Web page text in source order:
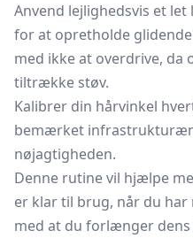
Anvend lejlighedsvis et
for at opretholde
med ikke at overdrive, da
tiltrække støv.
Kalibrer din hårvinkel
bemærket
nøjagtigheden.
Denne rutine vil hjælpe
er klar til brug, når du
med at du forlænger dens